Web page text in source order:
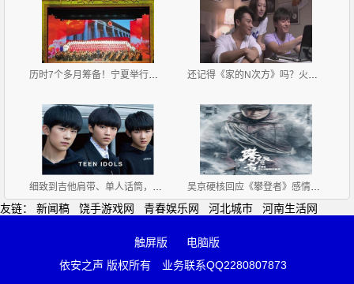
历时7个多月筹备！宁夏举行庆祝中华人民共和国成立70 还记得《家的N次方》吗？火了配角，主角却没火，男主
细致到吉他肩带、单人话筒，TFBOYS三小只舞台用的东西 吴京硬核回应《攀登者》感情戏质疑，他高情商调侃获好
友链： 新闻稿 饶手游戏网 青春娱乐网 河北城市 河南生活网
触屏版
电脑版
依安之声 版权所有
业务联系QQ2280807873